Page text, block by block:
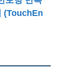
(TouchEn